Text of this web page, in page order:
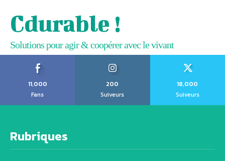
Cdurable !
Solutions pour agir & coopérer avec le vivant
11,000
Fans
200
Suiveurs
18,000
Suiveurs
Rubriques